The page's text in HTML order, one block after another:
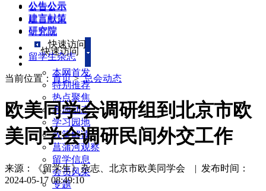
公告公示
建言献策
研究院
快速访问
本网首发
特别推荐
热点聚焦
各地动态
学习园地
政策解读
菖蒲河观察
留学信息
会员风采
专题
公告公示
建言献策
研究院
快速访问
留学生杂志
当前位置： 首页>总会动态
欧美同学会调研组到北京市欧
美同学会调研民间外交工作
来源：《留学生》杂志、北京市欧美同学会 | 发布时间：
2024-05-17 08:49:10